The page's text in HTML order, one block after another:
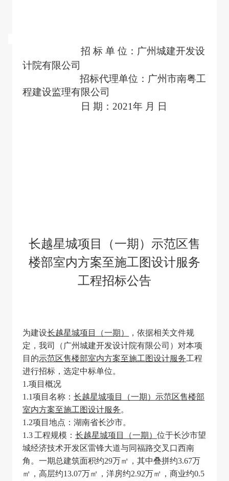
招 标 单 位：广州城建开发设
计院有限公司
招标代理单位：广州市南粤工
程建设监理有限公司
日 期： 2021年 月 日
长越星城项目（一期）示范区售
楼部室内方案至施工图设计服务
工程招标公告
为建设长越星城项目（一期）
，依据相关文件规
定，我司（广州城建开发设计院有限公司）对本项
目的示范区售楼部室内方案至施工图设计服务工程
进行招标，选定中标单位。
1.项目概况
1.1项目名称：长越星城项目（一期）示范区售楼部
室内方案至施工图设计服务。
1.2项目地点：湖南省长沙市。
1.3 工程规模：长越星城项目（一期）位于长沙市望
城经济技术开发区雷锋大道与同福路交叉口西南
角。一期总建筑面积约29万㎡，其中叠拼约3.67万
㎡，高层约13.07万㎡，洋房约2.92万㎡，商业约0.5